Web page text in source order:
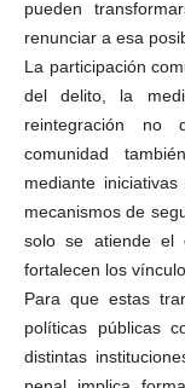
pueden
renunciar a esa
La participación
del delito, la
reintegración no
comunidad
mediante
mecanismos de
solo se atiende el
fortalecen los
Para que estas
políticas públicas
distintas